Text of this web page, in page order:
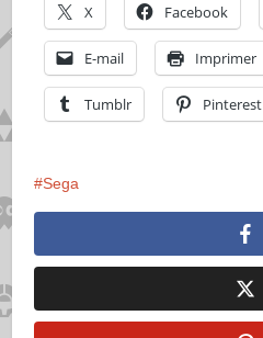
X Facebook
E-mail Imprimer
Tumblr Pinterest
Sega